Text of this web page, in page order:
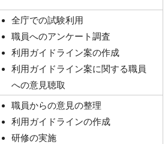
全庁での試験利用
職員へのアンケート調査
利用ガイドライン案の作成
利用ガイドライン案に関する職員
への意見聴取
職員からの意見の整理
利用ガイドラインの作成
研修の実施